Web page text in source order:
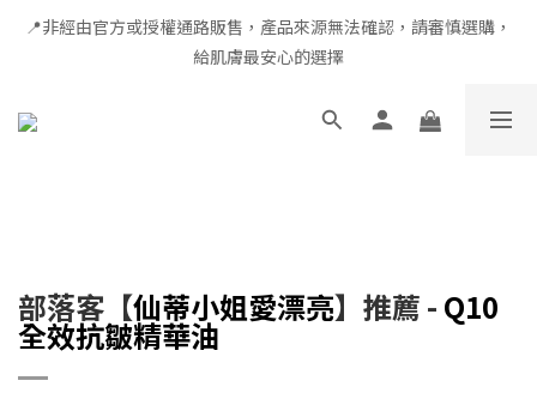
全館滿千免運 × 新用戶即享 $100 禮遇
📍非經由官方或授權通路販售，產品來源無法確認，請審慎選購，
給肌膚最安心的選擇
全館滿千免運 × 新用戶即享 $100 禮遇
部落客【仙蒂小姐愛漂亮】推薦 - Q10
全效抗皺精華油